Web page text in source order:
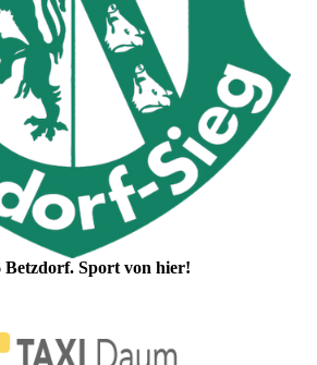
Betzdorf. Sport von hier!